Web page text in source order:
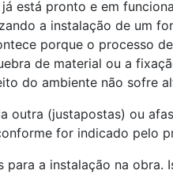
está pronto e em
a instalação de um
porque o processo
de material ou a
do ambiente não sofre
outra (justapostas) ou
for indicado pelo
para a instalação na obra.